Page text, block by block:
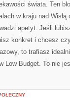
świata. Ten
w kraju nad
apetyt. Jeśli
konkret i chcesz
to trafiasz
Low Budget. To nie